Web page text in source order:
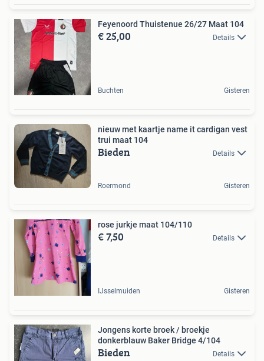
Feyenoord Thuistenue 26/27 Maat 104
€ 25,00 Details
Buchten Gisteren
nieuw met kaartje name it cardigan vest
trui maat 104
Bieden Details
Roermond Gisteren
rose jurkje maat 104/110
€ 7,50 Details
IJsselmuiden Gisteren
Jongens korte broek / broekje
donkerblauw Baker Bridge 4/104
Bieden Details